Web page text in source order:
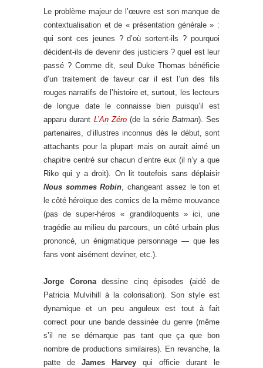
Le problème majeur de l’œuvre est son manque de
contextualisation et de « présentation générale » :
qui sont ces jeunes ? d’où sortent-ils ? pourquoi
décident-ils de devenir des justiciers ? quel est leur
passé ? Comme dit, seul Duke Thomas bénéficie
d’un traitement de faveur car il est l’un des fils
rouges narratifs de l’histoire et, surtout, les lecteurs
de longue date le connaisse bien puisqu’il est
apparu durant L’An Zéro(de la série Batman). Ses
partenaires, d’illustres inconnus dès le début, sont
attachants pour la plupart mais on aurait aimé un
chapitre centré sur chacun d’entre eux (il n’y a que
Riko qui y a droit). On lit toutefois sans déplaisir
Nous sommes Robin, changeant assez le ton et
le côté héroïque des comics de la même mouvance
(pas de super-héros « grandiloquents » ici, une
tragédie au milieu du parcours, un côté urbain plus
prononcé, un énigmatique personnage — que les
fans vont aisément deviner, etc.).
Jorge Coronadessine cinq épisodes (aidé de
Patricia Mulvihill à la colorisation). Son style est
dynamique et un peu anguleux est tout à fait
correct pour une bande dessinée du genre (même
s’il ne se démarque pas tant que ça que bon
nombre de productions similaires). En revanche, la
patte de James Harvey qui officie durant le